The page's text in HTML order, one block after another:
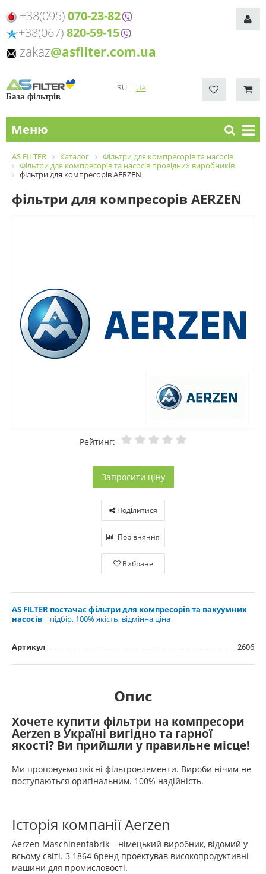
+38(095)070-23-82
+38(067)820-59-15
zakaz@asfilter.com.ua
База фільтрів
RU | UA
Меню
AS FILTER Каталог
Фільтри для компресорів та насосів
Фільтри для компресорів та насосів провідних виробників
фільтри для компресорів AERZEN
фільтри для компресорів AERZEN
Рейтинг:
Запросити ціну
Поділитися
Порівняння
Вибране
AS FILTER постачає фільтри для компресорів та вакуумних
насосів | підбір, 100% якість, відмінна ціна
Артикул 2606
Опис
Хочете купити фільтри на компресори
Aerzen в Україні вигідно та гарної
якості? Ви прийшли у правильне місце!
Ми пропонуємо якісні фільтроелементи. Вироби нічим не
поступаються оригінальним. 100% надійність.
Історія компанії Aerzen
Aerzen Maschinenfabrik – німецький виробник, відомий у
всьому світі. З 1864 бренд проектував високопродуктивні
машини для промисловості.